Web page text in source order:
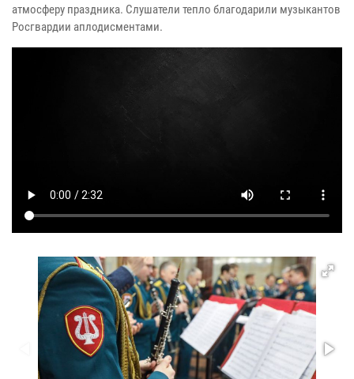
атмосферу праздника. Слушатели тепло благодарили музыкантов
Росгвардии аплодисментами.